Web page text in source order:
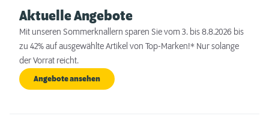
Aktuelle Angebote
Mit unseren Sommerknallern sparen Sie vom 3. bis 8.8.2026 bis
zu 42% auf ausgewählte Artikel von Top-Marken!* Nur solange
der Vorrat reicht.
Angebote ansehen